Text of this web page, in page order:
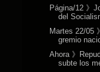
Página/12 》
del
Martes 22/05
gremio
Ahora 》
subte los